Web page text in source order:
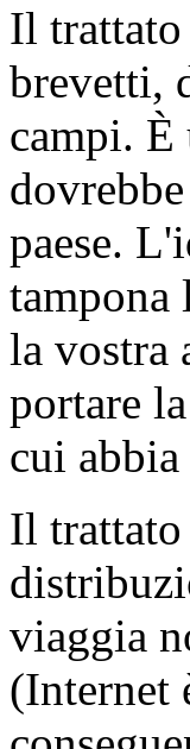
Il
brevetti,
campi. È
paese.
tampona
la vostra
portare
cui
Il trattato
viaggia
(Internet